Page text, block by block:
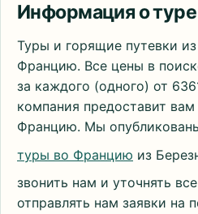
Информация о туре
Туры и горящие путевки
Францию. Все цены в
за каждого (одного) от
компания предоставит
Францию. Мы
туры во Францию из
звонить нам и уточнять
отправлять нам заявки на